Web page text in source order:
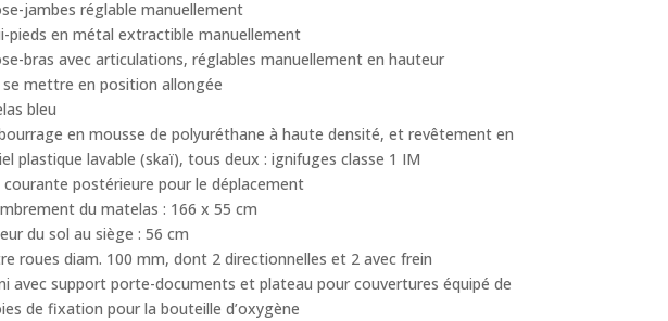
jambes réglable manuellement
pieds en métal extractible manuellement
bras avec articulations, réglables manuellement en hauteur
se mettre en position allongée
bleu
en mousse de polyuréthane à haute densité, et revêtement en
plastique lavable (skaï), tous deux : ignifuges classe 1 IM
courante postérieure pour le déplacement
du matelas : 166 x 55 cm
du sol au siège : 56 cm
roues diam. 100 mm, dont 2 directionnelles et 2 avec frein
avec support porte-documents et plateau pour couvertures équipé de
de fixation pour la bouteille d’oxygène